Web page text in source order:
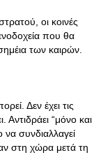
οι κοινές
που θα
των καιρών.
Δεν έχει τις
Αντιδράει “μόνο και
να συνδιαλλαγεί
στη χώρα μετά τη